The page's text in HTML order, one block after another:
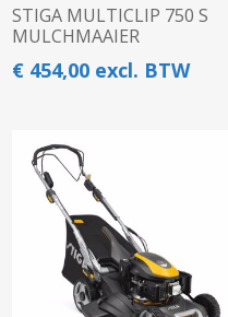
STIGA MULTICLIP 750 S
MULCHMAAIER
€ 454,00 excl. BTW